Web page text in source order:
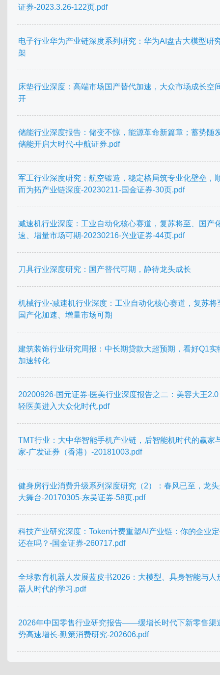
证券-2023.3.26-122页.pdf
电子行业华为产业链深度系列研究：华为AI盘古大模型研
架
床垫行业深度：高端市场国产替代加速，大众市场成长空
开
储能行业深度报告：储变不惊，能源革命新篇章；蓄势随
储能开启大时代-中航证券.pdf
军工行业深度研究：航空锻造，稳定格局筑专业化壁垒，
而为拓产业链深度-20230211-国金证券-30页.pdf
减速机行业深度：工业自动化核心赛道，复苏将至、国产
速、增量市场可期-20230216-兴业证券-44页.pdf
刀具行业深度研究：国产替代可期，静待龙头成长
机械行业-减速机行业深度：工业自动化核心赛道，复苏将
国产化加速、增量市场可期
建筑装饰行业研究周报：中长期贷款大超预期，看好Q1实
加速转化
20200926-国元证券-医美行业深度报告之二：美容大王
轻医美进入大众化时代.pdf
TMT行业：大中华智能手机产业链，后智能机时代的赢家
家-广发证券（香港）-20181003.pdf
健身房行业消费升级系列深度研究（2）：春风已至，龙
大舞台-20170305-东吴证券-58页.pdf
科技产业研究深度：Token计费重塑AI产业链：你的企业
还在吗？-国金证券-260717.pdf
全球教育机器人发展蓝皮书2026：大模型、具身智能与人
器人时代的学习.pdf
2026年中国零售行业研究报告——缓增长时代下新零售渠
势高速增长-勤策消费研究-202606.pdf